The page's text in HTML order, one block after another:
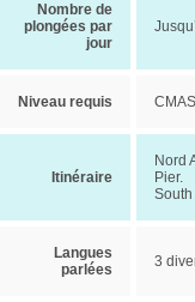
Nombre de
plongées par
jour
Niveau requis
Itinéraire
Nord
Pier.
Langues
parlées
3